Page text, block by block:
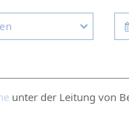
unter der Leitung von